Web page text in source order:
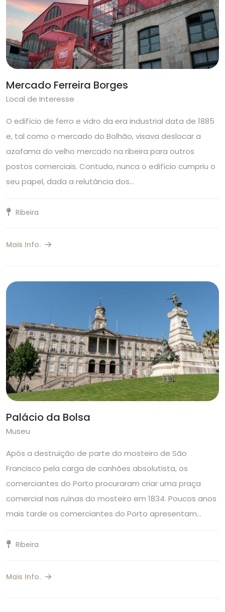
Mercado Ferreira Borges
Local de Interesse
O edifício de ferro e vidro da era industrial data de 1885
e, tal como o mercado do Bolhão, visava deslocar a
azafama do velho mercado na ribeira para outros
postos comerciais. Contudo, nunca o edifício cumpriu o
seu papel, dada a relutância dos…
Ribeira
Mais Info.
Palácio da Bolsa
Museu
Após a destruição de parte do mosteiro de São
Francisco pela carga de canhões absolutista, os
comerciantes do Porto procuraram criar uma praça
comercial nas ruínas do mosteiro em 1834. Poucos anos
mais tarde os comerciantes do Porto apresentam…
Ribeira
Mais Info.